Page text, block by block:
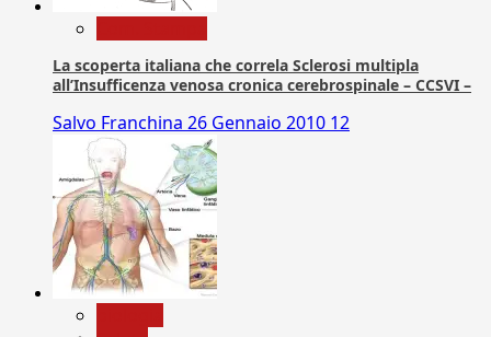
La scoperta italiana che correla Sclerosi multipla
all’Insufficenza venosa cronica cerebrospinale – CCSVI –
Salvo Franchina 26 Gennaio 2010 12